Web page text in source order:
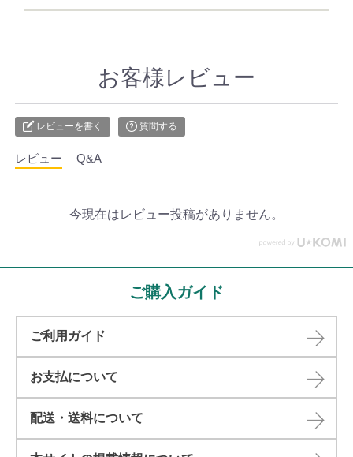
お客様レビュー
レビューを書く 質問する
レビュー Q&A
今現在はレビュー投稿がありません。
ご購入ガイド
ご利用ガイド
お支払について
配送・送料について